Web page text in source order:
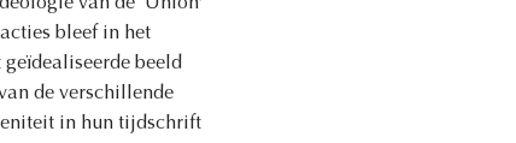
van de ‘Union’
bleef in het
beeld
de verschillende
in hun tijdschrift